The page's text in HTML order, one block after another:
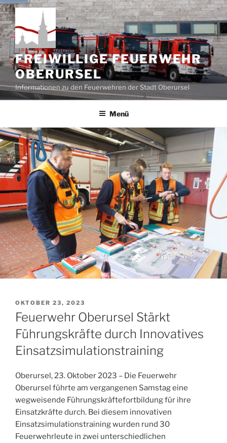
Zum
Inhalt
springen
FREIWILLIGE FEUERWEHR
OBERURSEL
Informationen zu den Feuerwehren der Stadt Oberursel
Menü
VERÖFFENTLICHT
AM
OKTOBER 23, 2023
Feuerwehr Oberursel Stärkt
Führungskräfte durch Innovatives
Einsatzsimulationstraining
Oberursel, 23. Oktober 2023 – Die Feuerwehr
Oberursel führte am vergangenen Samstag eine
wegweisende Führungskräftefortbildung für ihre
Einsatzkräfte durch. Bei diesem innovativen
Einsatzsimulationstraining wurden rund 30
Feuerwehrleute in zwei unterschiedlichen